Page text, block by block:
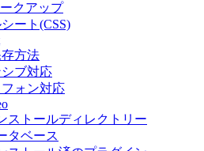
クアップ
ート(CSS)
方法
ブ対応
ォン対応
ストールディレクトリー
タベース